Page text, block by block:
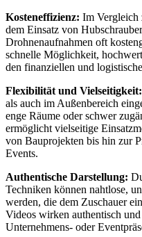
Kosteneffizienz: Im Vergleich
dem Einsatz von
Drohnenaufnahmen oft
schnelle Möglichkeit,
den finanziellen und
Flexibilität und Vielseitigkeit:
als auch im Außenbereich
enge Räume oder schwer
ermöglicht vielseitige
von Bauprojekten bis hin zur
Events.
Authentische Darstellung:
Techniken können nahtlose,
werden, die dem Zuschauer
Videos wirken authentisch
Unternehmens- oder